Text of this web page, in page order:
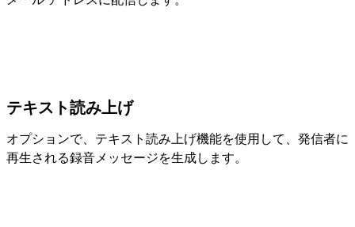
テキスト読み上げ
オプションで、テキスト読み上げ機能を使用して、発信者に
再生される録音メッセージを生成します。